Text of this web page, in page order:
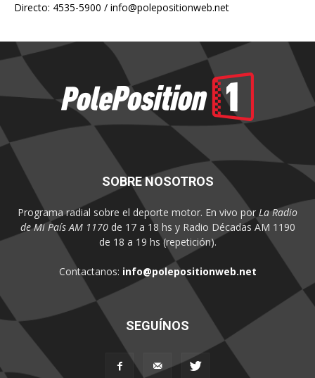
Directo: 4535-5900 / info@polepositionweb.net
SOBRE NOSOTROS
Programa radial sobre el deporte motor. En vivo por La Radio
de Mi País AM 1170de 17 a 18 hs y Radio Décadas AM 1190
de 18 a 19 hs (repetición).
Contactanos: info@polepositionweb.net
SEGUÍNOS